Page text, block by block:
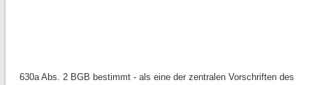
630a Abs. 2 BGB bestimmt - als eine der zentralen Vorschriften des